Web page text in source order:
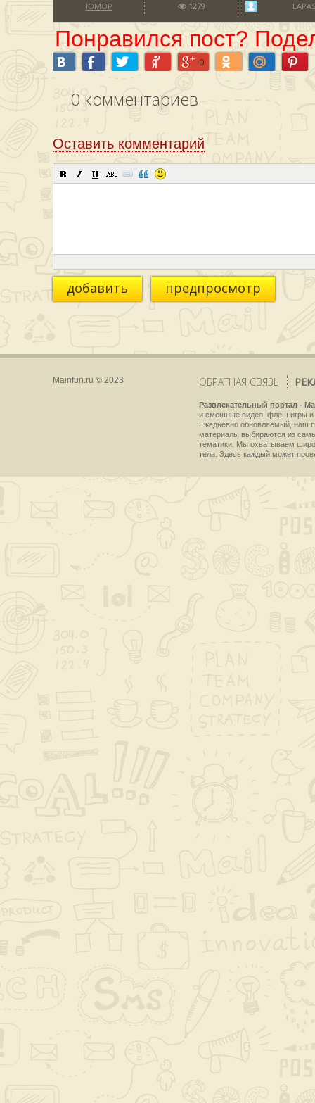
ЮМОР 1279 LAPAS
Понравился пост?
0
0 комментариев
Оставить комментарий
добавить предпросмотр
Mainfun.ru © 2023 ОБРАТНАЯ СВЯЗЬ
Развлекательный портал -
и смешные видео, флеш игры и
Ежедневно обновляемый, наш
материалы выбираются из
тематики. Мы охватываем
тела. Здесь каждый может